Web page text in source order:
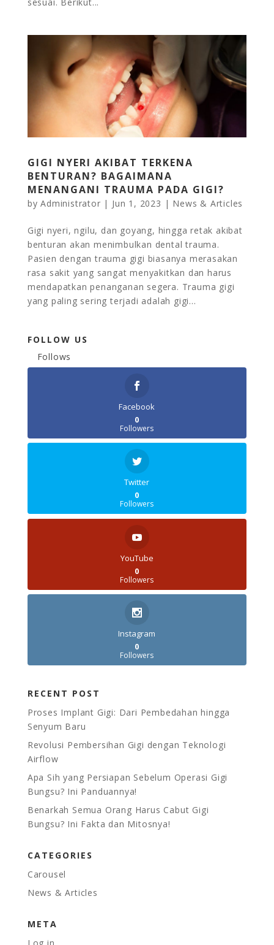
GIGI NYERI AKIBAT TERKENA
BENTURAN? BAGAIMANA
MENANGANI TRAUMA PADA GIGI?
byAdministrator | Jun 1, 2023 | News & Articles
Gigi nyeri, ngilu, dan goyang, hingga retak akibat
benturan akan menimbulkan dental trauma.
Pasien dengan trauma gigi biasanya merasakan
rasa sakit yang sangat menyakitkan dan harus
mendapatkan penanganan segera. Trauma gigi
yang paling sering terjadi adalah gigi...
FOLLOW US
Follows
Facebook
0
Followers
Twitter
0
Followers
YouTube
0
Followers
Instagram
0
Followers
RECENT POST
Proses Implant Gigi: Dari Pembedahan hingga
Senyum Baru
Revolusi Pembersihan Gigi dengan Teknologi
Airflow
Apa Sih yang Persiapan Sebelum Operasi Gigi
Bungsu? Ini Panduannya!
Benarkah Semua Orang Harus Cabut Gigi
Bungsu? Ini Fakta dan Mitosnya!
CATEGORIES
Carousel
News & Articles
META
Log in